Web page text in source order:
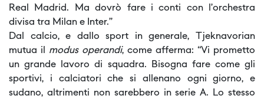
Real Madrid. Ma dovrò fare i conti con l’orchestra
divisa tra Milan e Inter.”
Dal calcio, e dallo sport in generale, Tjeknavorian
mutua il modus operandi, come afferma: “Vi prometto
un grande lavoro di squadra. Bisogna fare come gli
sportivi, i calciatori che si allenano ogni giorno, e
sudano, altrimenti non sarebbero in serie A. Lo stesso